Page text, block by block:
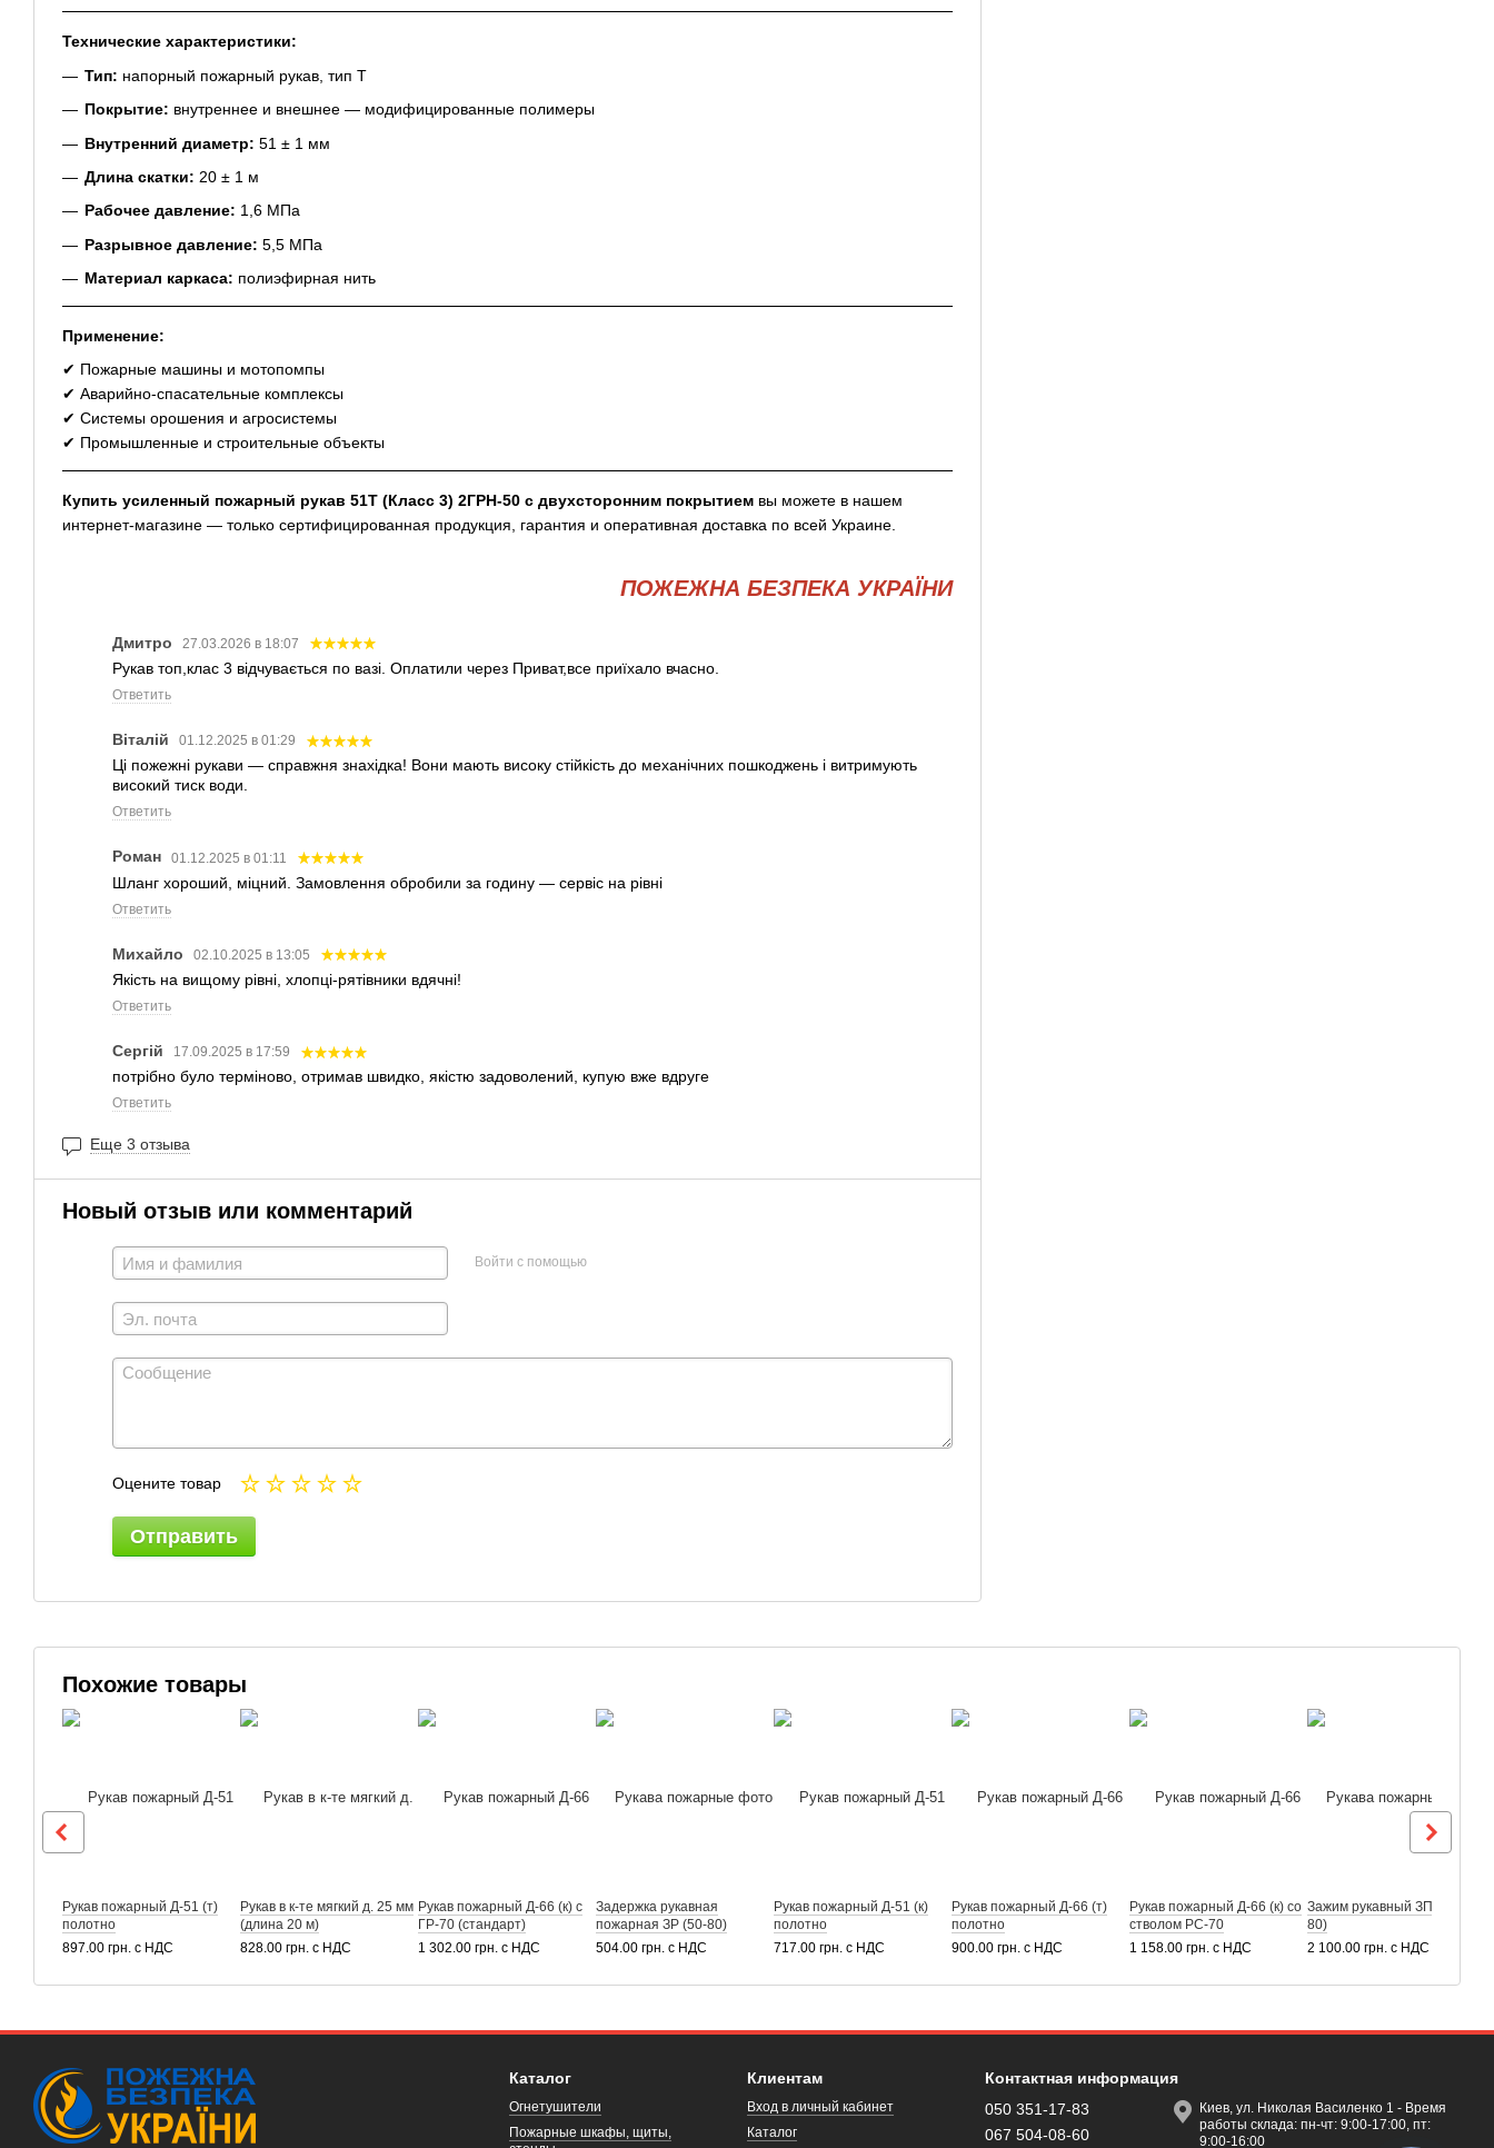
Технические характеристики:
Тип: напорный пожарный рукав, тип Т
Покрытие: внутреннее и внешнее — модифицированные полимеры
Внутренний диаметр: 51 ± 1 мм
Длина скатки: 20 ± 1 м
Рабочее давление: 1,6 МПа
Разрывное давление: 5,5 МПа
Материал каркаса: полиэфирная нить
Применение:
✔ Пожарные машины и мотопомпы
✔ Аварийно-спасательные комплексы
✔ Системы орошения и агросистемы
✔ Промышленные и строительные объекты
Купить усиленный пожарный рукав 51Т (Класс 3) 2ГРН-50 с двухсторонним покрытием вы можете в нашем
интернет-магазине — только сертифицированная продукция, гарантия и оперативная доставка по всей Украине.
ПОЖЕЖНА БЕЗПЕКА УКРАЇНИ
Дмитро 27.03.2026 в 18:07
Рукав топ,клас 3 відчувається по вазі. Оплатили через Приват,все приїхало вчасно.
Ответить
Віталій 01.12.2025 в 01:29
Ці пожежні рукави — справжня знахідка! Вони мають високу стійкість до механічних пошкоджень і витримують
високий тиск води.
Ответить
Роман 01.12.2025 в 01:11
Шланг хороший, міцний. Замовлення обробили за годину — сервіс на рівні
Ответить
Михайло 02.10.2025 в 13:05
Якість на вищому рівні, хлопці-рятівники вдячні!
Ответить
Сергій 17.09.2025 в 17:59
потрібно було терміново, отримав швидко, якістю задоволений, купую вже вдруге
Ответить
Еще 3 отзыва
Новый отзыв или комментарий
Войти с помощью
Оцените товар
Отправить
Похожие товары
Рукав пожарный Д-51 (т)
полотно
897.00 грн. с НДС
Рукав в к-те мягкий д. 25 мм
(длина 20 м)
828.00 грн. с НДС
Рукав пожарный Д-66 (к) с
ГР-70 (стандарт)
1 302.00 грн. с НДС
Задержка рукавная
пожарная ЗР (50-80)
504.00 грн. с НДС
Рукав пожарный Д-51 (к)
полотно
717.00 грн. с НДС
Рукав пожарный Д-66 (т)
полотно
900.00 грн. с НДС
Рукав пожарный Д-66 (к) со
стволом РС-70
1 158.00 грн. с НДС
Зажим рукавный ЗПР (50-
80)
2 100.00 грн. с НДС
Каталог
Огнетушители
Пожарные шкафы, щиты,
Клиентам
Вход в личный кабинет
Каталог
Контактная информация
050 351-17-83
067 504-08-60
Киев, ул. Николая Василенко 1 - Время
работы склада: пн-чт: 9:00-17:00, пт:
9:00-16:00